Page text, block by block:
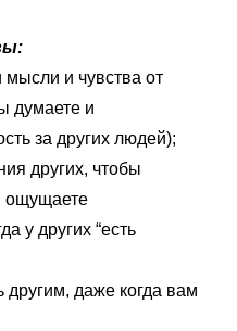
мысли и чувства от
думаете и
за других людей);
других, чтобы
ощущаете
у других “есть
другим, даже когда вам